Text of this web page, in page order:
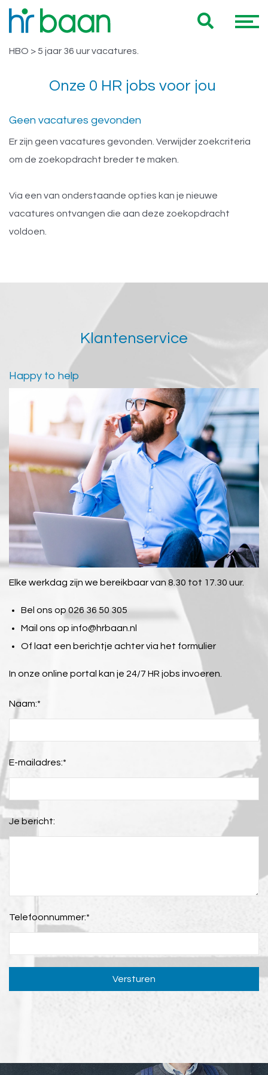
Vacatures Gelderland HBO > 5 jaar
36 uur
Hieronder vind je een overzicht van al onze Gelderland
HBO > 5 jaar 36 uur vacatures.
Onze 0 HR jobs voor jou
Geen vacatures gevonden
Er zijn geen vacatures gevonden. Verwijder zoekcriteria
om de zoekopdracht breder te maken.
Via een van onderstaande opties kan je nieuwe
vacatures ontvangen die aan deze zoekopdracht
voldoen.
Klantenservice
Happy to help
Elke werkdag zijn we bereikbaar van 8.30 tot 17.30 uur.
Bel ons op 026 36 50 305
Mail ons op info@hrbaan.nl
Of laat een berichtje achter via het formulier
In onze online portal kan je 24/7 HR jobs invoeren.
Naam:*
E-mailadres:*
Je bericht:
Telefoonnummer:*
Versturen